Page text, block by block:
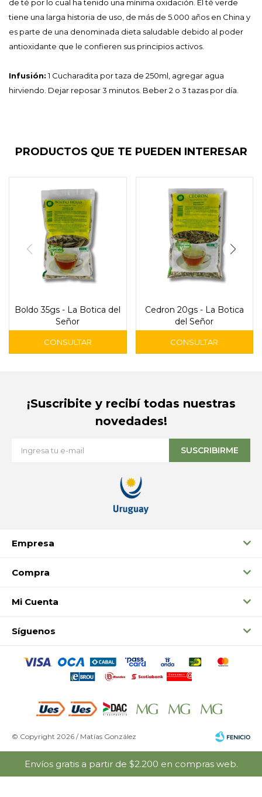
de té por lo cual ha tenido una mínima oxidación. El té verde
tiene una larga historia de uso, de más de 5.000 años en China y
es parte de una denominada dieta saludable debido al poder
antioxidante que le confieren sus principios activos.
Infusión:1 Cucharadita por taza de 250ml, agregar agua
hirviendo. Dejar reposar 3 minutos. Beber 2 o 3 tazas por día.
PRODUCTOS QUE TE PUEDEN INTERESAR
Boldo 35gs - La Botica del
Señor
Cedron 20gs - La Botica
del Señor
Empresa
Compra
Mi Cuenta
Síguenos
¡Suscribite y recibí todas nuestras
novedades!
SUSCRIBIRME
© Copyright 2026 / Matías González
Envíos gratis a partir de $2.200 en compras web.